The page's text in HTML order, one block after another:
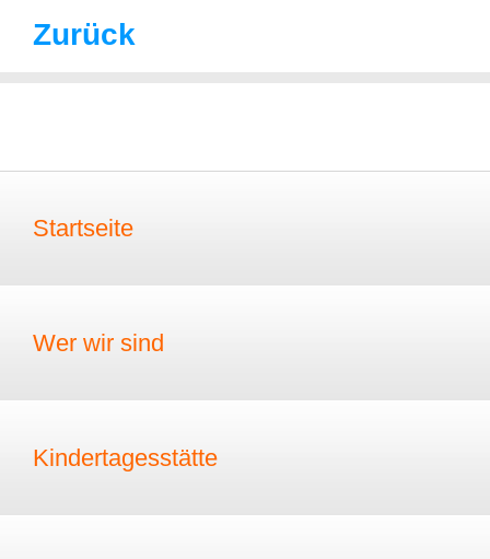
Zurück
Startseite
Wer wir sind
Kindertagesstätte